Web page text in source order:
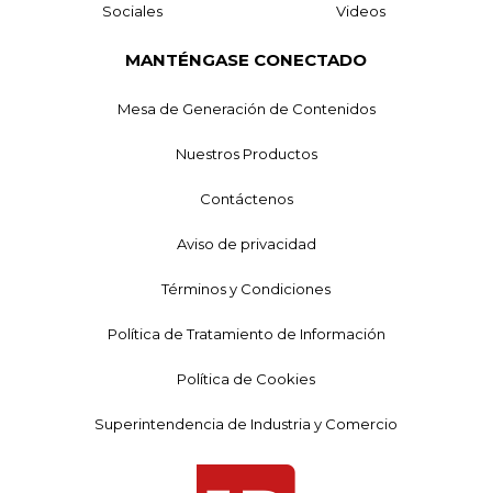
Sociales Videos
MANTÉNGASE CONECTADO
Mesa de Generación de Contenidos
Nuestros Productos
Contáctenos
Aviso de privacidad
Términos y Condiciones
Política de Tratamiento de Información
Política de Cookies
Superintendencia de Industria y Comercio